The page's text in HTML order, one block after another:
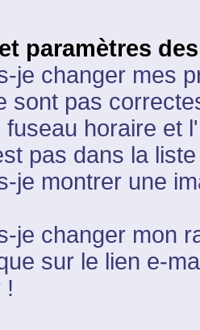
paramètres
je changer mes
sont pas
horaire et
pas dans la
je montrer une
je changer mon
sur le lien e-
!